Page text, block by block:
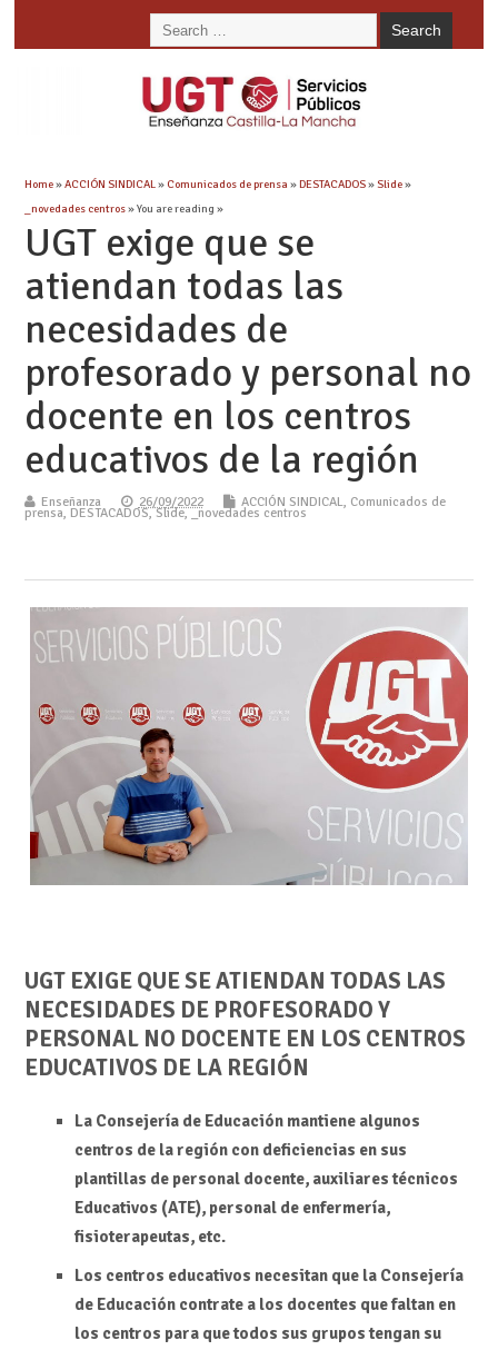
Home»ACCIÓN SINDICAL» Comunicados de prensa »DESTACADOS»Slide»
_novedades centros» You are reading »
UGT exige que se
atiendan todas las
necesidades de
profesorado y personal no
docente en los centros
educativos de la región
Enseñanza 26/09/2022 ACCIÓN SINDICAL, Comunicados de
prensa, DESTACADOS,Slide,_novedades centros
UGT EXIGE QUE SE ATIENDAN TODAS LAS
NECESIDADES DE PROFESORADO Y
PERSONAL NO DOCENTE EN LOS CENTROS
EDUCATIVOS DE LA REGIÓN
La Consejería de Educación mantiene algunos
centros de la región con deficiencias en sus
plantillas de personal docente, auxiliares técnicos
Educativos (ATE), personal de enfermería,
fisioterapeutas, etc.
Los centros educativos necesitan que la Consejería
de Educación contrate a los docentes que faltan en
los centros para que todos sus grupos tengan su